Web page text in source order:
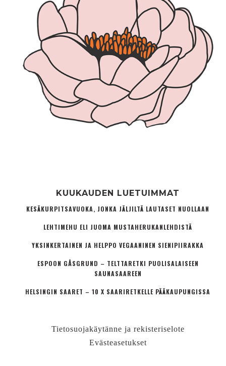
KUUKAUDEN LUETUIMMAT
KESÄKURPITSAVUOKA, JONKA JÄLJILTÄ LAUTASET NUOLLAAN
LEHTIMEHU ELI JUOMA MUSTAHERUKANLEHDISTÄ
YKSINKERTAINEN JA HELPPO VEGAANINEN SIENIPIIRAKKA
ESPOON GÅSGRUND – TELTTARETKI PUOLISALAISEEN
SAUNASAAREEN
HELSINGIN SAARET – 10 X SAARIRETKELLE PÄÄKAUPUNGISSA
Tietosuojakäytänne ja rekisteriselote
Evästeasetukset